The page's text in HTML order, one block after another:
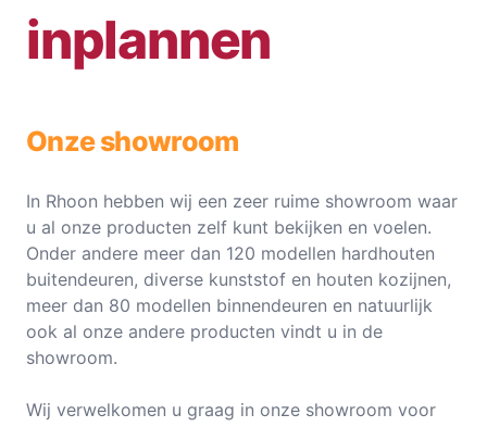
inplannen
Onze showroom
In Rhoon hebben wij een zeer ruime showroom waar
u al onze producten zelf kunt bekijken en voelen.
Onder andere meer dan 120 modellen hardhouten
buitendeuren, diverse kunststof en houten kozijnen,
meer dan 80 modellen binnendeuren en natuurlijk
ook al onze andere producten vindt u in de
showroom.
Wij verwelkomen u graag in onze showroom voor